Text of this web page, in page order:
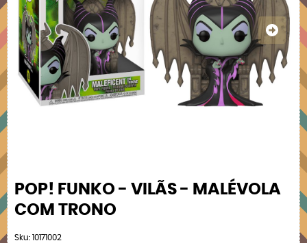
POP! FUNKO - VILÃS - MALÉVOLA
COM TRONO
Sku: 10171002